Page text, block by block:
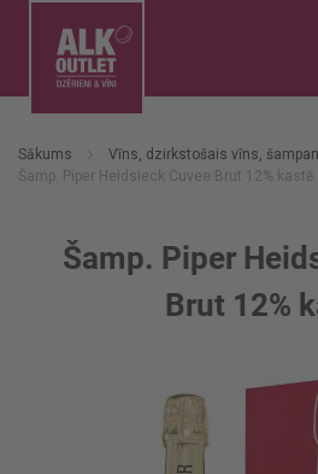
Sākums
Vīns, dzirkstošais vīns,
Šamp. Piper Heidsieck Cuvee Brut 12% kastē
Šamp. Piper
Brut 12%